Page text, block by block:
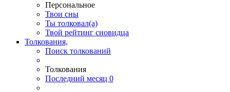
Персональное
Твои сны
Ты толковал(а)
Твой рейтинг сновидца
Толкования,
Поиск толкований
Толкования
Последний месяц 0